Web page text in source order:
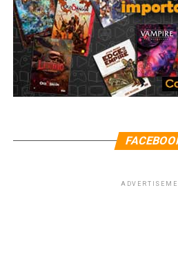
de ponta cabeça, inclusive, sua
Além de Amy, retornam para a
Dempsey, James Marsden e Idina
o reforço de Maya Rydolph,
Jayma Mays.